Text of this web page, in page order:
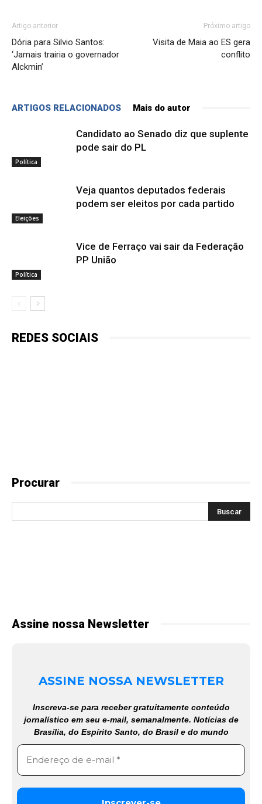
Artigo anterior
Dória para Silvio Santos:
‘Jamais trairia o governador
Alckmin’
Próximo artigo
Visita de Maia ao ES gera
conflito
ARTIGOS RELACIONADOS Mais do autor
Política
Candidato ao Senado diz que suplente
pode sair do PL
Eleições
Veja quantos deputados federais
podem ser eleitos por cada partido
Política
Vice de Ferraço vai sair da Federação
PP União
REDES SOCIAIS
Procurar
Assine nossa Newsletter
ASSINE NOSSA NEWSLETTER
Inscreva-se para receber gratuitamente conteúdo
jornalístico em seu e-mail, semanalmente. Notícias de
Brasília, do Espírito Santo, do Brasil e do mundo